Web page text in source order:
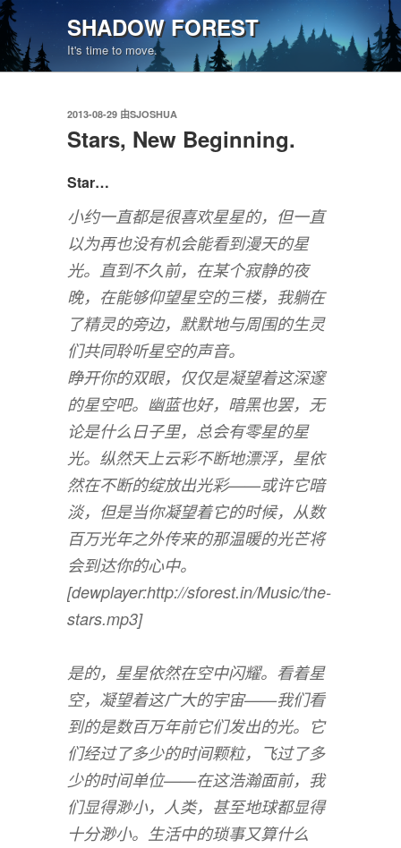
跳
至
内
容
SHADOW FOREST
It's time to move.
发
布
于
2013-08-29由SJOSHUA
Stars, New Beginning.
Star…
小约一直都是很喜欢星星的，但一直
以为再也没有机会能看到漫天的星
光。直到不久前，在某个寂静的夜
晚，在能够仰望星空的三楼，我躺在
了精灵的旁边，默默地与周围的生灵
们共同聆听星空的声音。
睁开你的双眼，仅仅是凝望着这深邃
的星空吧。幽蓝也好，暗黑也罢，无
论是什么日子里，总会有零星的星
光。纵然天上云彩不断地漂浮，星依
然在不断的绽放出光彩——或许它暗
淡，但是当你凝望着它的时候，从数
百万光年之外传来的那温暖的光芒将
会到达你的心中。
[dewplayer:http://sforest.in/Music/the-
stars.mp3]
是的，星星依然在空中闪耀。看着星
空，凝望着这广大的宇宙——我们看
到的是数百万年前它们发出的光。它
们经过了多少的时间颗粒，飞过了多
少的时间单位——在这浩瀚面前，我
们显得渺小，人类，甚至地球都显得
十分渺小。生活中的琐事又算什么